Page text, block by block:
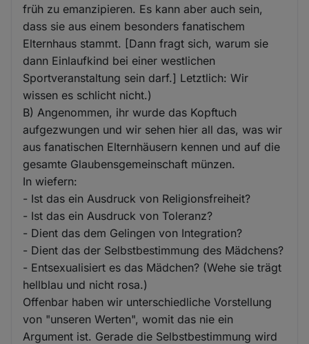
früh zu emanzipieren. Es kann aber auch sein,
dass sie aus einem besonders fanatischem
Elternhaus stammt. [Dann fragt sich, warum sie
dann Einlaufkind bei einer westlichen
Sportveranstaltung sein darf.] Letztlich: Wir
wissen es schlicht nicht.)
B) Angenommen, ihr wurde das Kopftuch
aufgezwungen und wir sehen hier all das, was wir
aus fanatischen Elternhäusern kennen und auf die
gesamte Glaubensgemeinschaft münzen.
In wiefern:
- Ist das ein Ausdruck von Religionsfreiheit?
- Ist das ein Ausdruck von Toleranz?
- Dient das dem Gelingen von Integration?
- Dient das der Selbstbestimmung des Mädchens?
- Entsexualisiert es das Mädchen? (Wehe sie trägt
hellblau und nicht rosa.)
Offenbar haben wir unterschiedliche Vorstellung
von "unseren Werten", womit das nie ein
Argument ist. Gerade die Selbstbestimmung wird